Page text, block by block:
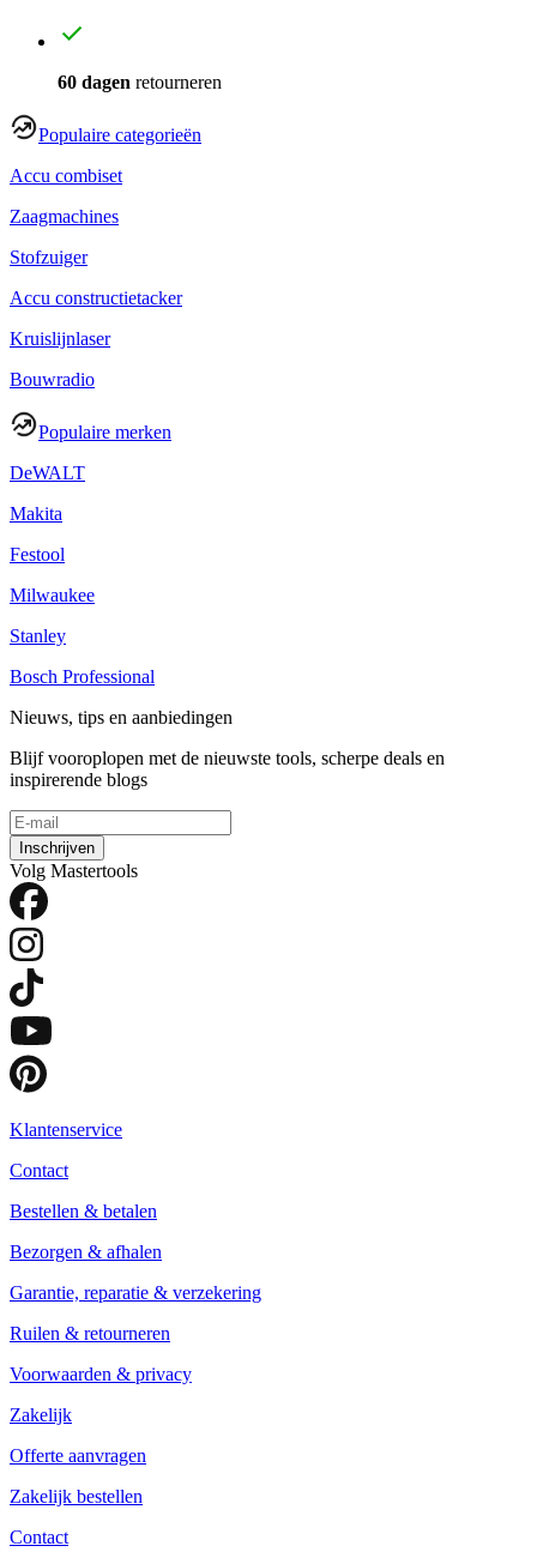
60 dagen retourneren
Populaire categorieën
Accu combiset
Zaagmachines
Stofzuiger
Accu constructietacker
Kruislijnlaser
Bouwradio
Populaire merken
DeWALT
Makita
Festool
Milwaukee
Stanley
Bosch Professional
Nieuws, tips en aanbiedingen
Blijf vooroplopen met de nieuwste tools, scherpe deals en
inspirerende blogs
Inschrijven
Volg Mastertools
Klantenservice
Contact
Bestellen & betalen
Bezorgen & afhalen
Garantie, reparatie & verzekering
Ruilen & retourneren
Voorwaarden & privacy
Zakelijk
Offerte aanvragen
Zakelijk bestellen
Contact